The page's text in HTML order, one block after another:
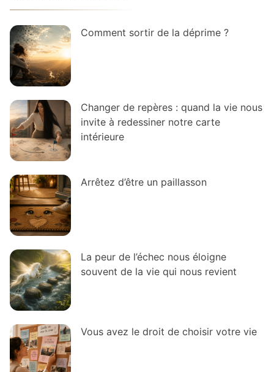
Comment sortir de la déprime ?
Changer de repères : quand la vie nous
invite à redessiner notre carte
intérieure
Arrêtez d’être un paillasson
La peur de l’échec nous éloigne
souvent de la vie qui nous revient
Vous avez le droit de choisir votre vie